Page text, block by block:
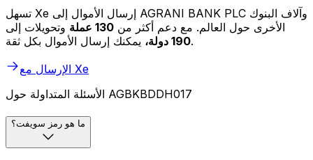
تسهل Xe إرسال الأموال إلى AGRANI BANK PLC وآلاف البنوك
الأخرى حول العالم. مع دعم أكثر من 130 عملة
وتحويلات إلى
190 دولة،يمكنك إرسال الأموال بكل ثقة.
الإرسال مع Xe
الأسئلة المتداولة حول AGBKBDDH017
ما هو رمز سويفت؟